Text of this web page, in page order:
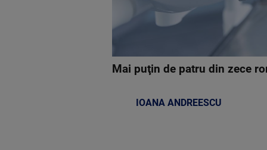
Mai puţin de patru din zece
IOANA ANDREESCU